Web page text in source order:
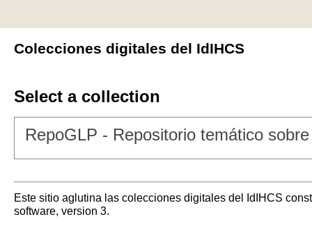
Colecciones digitales del IdIHCS
Select a collection
RepoGLP - Repositorio temático
Este sitio aglutina las colecciones digitales del IdIHCS
software, version 3.